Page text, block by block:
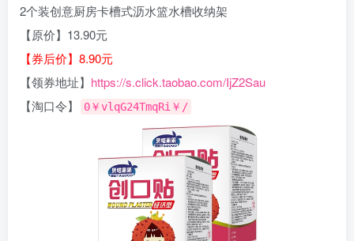
2个装创意厨房卡槽式沥水篮水槽收纳架
【原价】13.90元
【券后价】8.90元
【领券地址】 https://s.click.taobao.com/IjZ2Sau
【淘口令】
0￥vlqG24TmqRi￥/